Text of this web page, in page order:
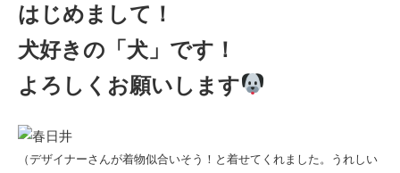
はじめまして！
犬好きの「犬」です！
よろしくお願いします
（デザイナーさんが着物似合いそう！と着せてくれました。うれしい